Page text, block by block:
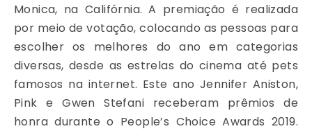
Monica, na Califórnia. A premiação é realizada
por meio de votação, colocando as pessoas para
escolher os melhores do ano em categorias
diversas, desde as estrelas do cinema até pets
famosos na internet. Este ano Jennifer Aniston,
Pink e Gwen Stefani receberam prêmios de
honra durante o People’s Choice Awards 2019.